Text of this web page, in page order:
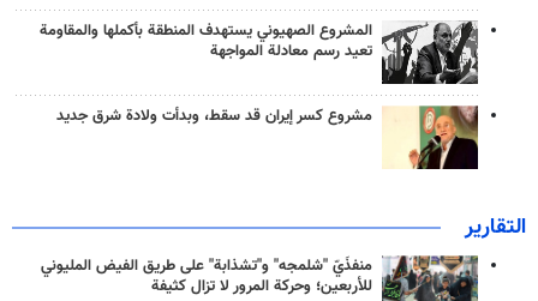
المشروع الصهيوني يستهدف المنطقة بأكملها والمقاومة
تعيد رسم معادلة المواجهة
مشروع كسر إيران قد سقط، وبدأت ولادة شرق جديد
التقارير
منفذَيّ "شلمجه" و"تشذابة" على طريق الفيض المليوني
للأربعين؛ وحركة المرور لا تزال كثيفة